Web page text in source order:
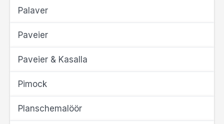
Palaver
Paveier
Paveier & Kasalla
Pimock
Planschemalöör